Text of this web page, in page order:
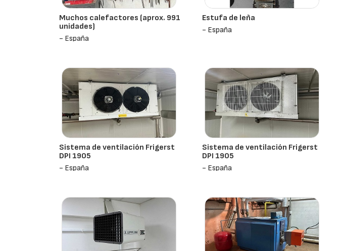
Muchos calefactores (aprox. 991
unidades)
- España
Estufa de leña
- España
Sistema de ventilación Frigerst
DPI 1905
- España
Sistema de ventilación Frigerst
DPI 1905
- España